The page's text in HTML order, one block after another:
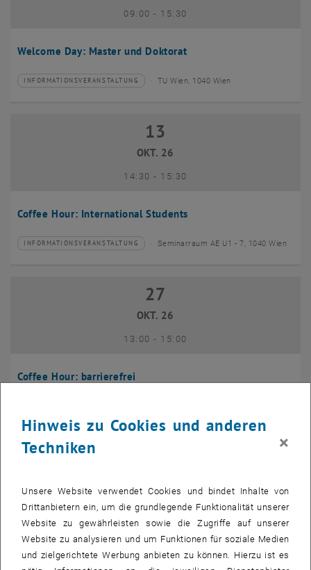
Welcome Day: Master und Doktorat
09:00- bis
15:30
Veranstaltungstyp:
INFORMATIONSVERANSTALTUNG
Veranstaltungsort: TU Wien, 1040 Wien
Coffee Hour: International Students
13 Oktober 2026
13
OKT. 26
14:30- bis
15:30
Veranstaltungstyp:
INFORMATIONSVERANSTALTUNG
Veranstaltungsort: Seminarraum AE U1 - 7, 1040 Wien
Coffee Hour: barrierefrei
27 Oktober 2026
27
OKT. 26
13:00- bis
15:00
Coffee Hour: International Students
13:00-bis
14:00
Hinweis zu Cookies und anderen
Techniken
×
Unsere Website verwendet Cookies und bindet Inhalte von
Drittanbietern ein, um die grundlegende Funktionalität unserer
Website zu gewährleisten sowie die Zugriffe auf unserer
Website zu analysieren und um Funktionen für soziale Medien
und zielgerichtete Werbung anbieten zu können. Hierzu ist es